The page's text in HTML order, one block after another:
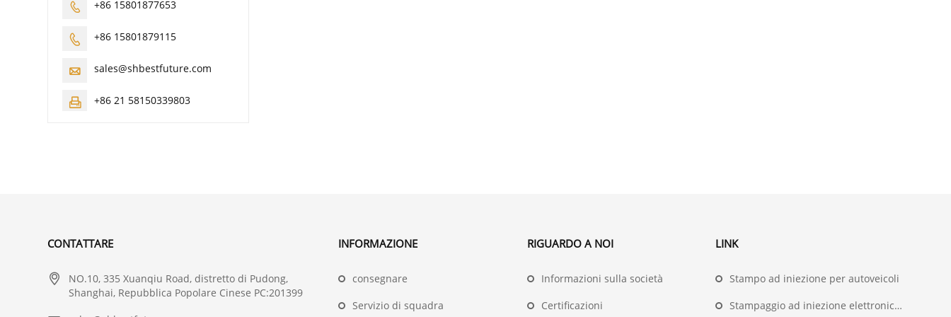
 +86 15801877653
 +86 15801879115
 sales@shbestfuture.com
 +86 21 58150339803
CONTATTARE

NO.10, 335 Xuanqiu Road, distretto di Pudong,
Shanghai, Repubblica Popolare Cinese PC:201399
INFORMAZIONE
consegnare
Servizio di squadra
RIGUARDO A NOI
Informazioni sulla società
Certificazioni
LINK
Stampo ad iniezione per autoveicoli
Stampaggio ad iniezione elettronica ed elettrico